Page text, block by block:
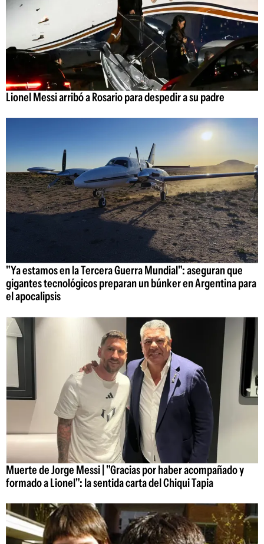
Lionel Messi arribó a Rosario para despedir a su padre
"Ya estamos en la Tercera Guerra Mundial": aseguran que
gigantes tecnológicos preparan un búnker en Argentina para
el apocalipsis
Muerte de Jorge Messi | "Gracias por haber acompañado y
formado a Lionel": la sentida carta del Chiqui Tapia